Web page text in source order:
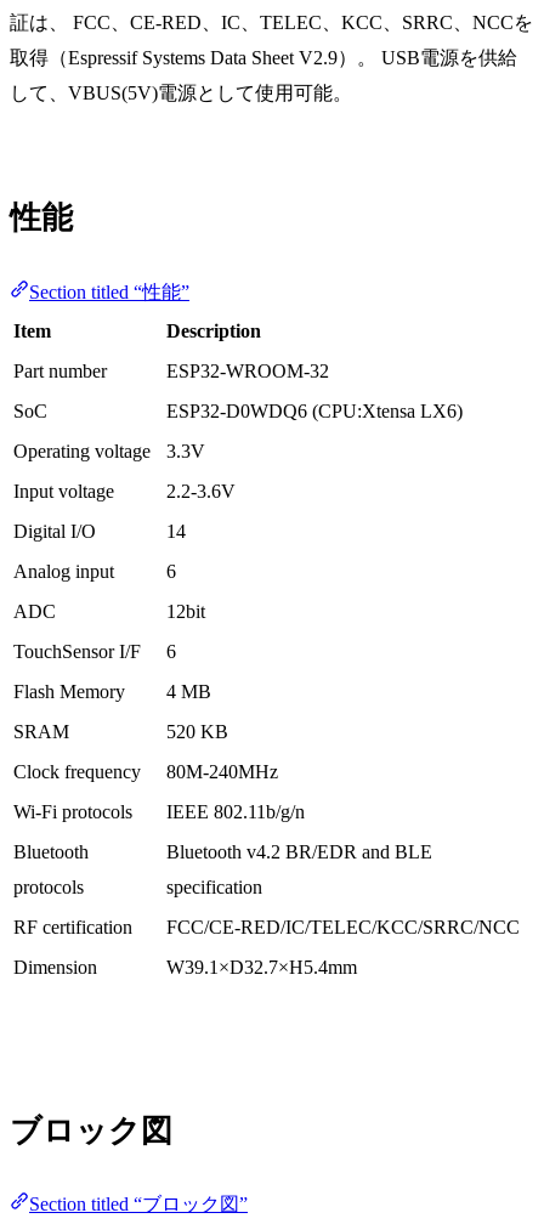
証は、 FCC、CE-RED、IC、TELEC、KCC、SRRC、NCCを
取得（Espressif Systems Data Sheet V2.9）。 USB電源を供給
して、VBUS(5V)電源として使用可能。
性能
Section titled “性能”
Item
Description
Part number
ESP32-WROOM-32
SoC
ESP32-D0WDQ6 (CPU:Xtensa LX6)
Operating voltage
3.3V
Input voltage
2.2-3.6V
Digital I/O
14
Analog input
6
ADC
12bit
TouchSensor I/F
6
Flash Memory
4 MB
SRAM
520 KB
Clock frequency
80M-240MHz
Wi-Fi protocols
IEEE 802.11b/g/n
Bluetooth
protocols
Bluetooth v4.2 BR/EDR and BLE
specification
RF certification
FCC/CE-RED/IC/TELEC/KCC/SRRC/NCC
Dimension
W39.1×D32.7×H5.4mm
ブロック図
Section titled “ブロック図”